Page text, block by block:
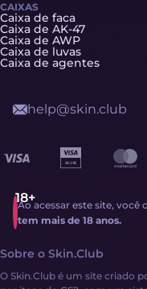
CAIXAS
Caixa de faca
Caixa de AK-47
Caixa de AWP
Caixa de luvas
Caixa de agentes
Ao acessar este site, você
tem mais de 18 anos.
help@skin.club
Sobre o Skin.Club
O Skin.Club é um site criado